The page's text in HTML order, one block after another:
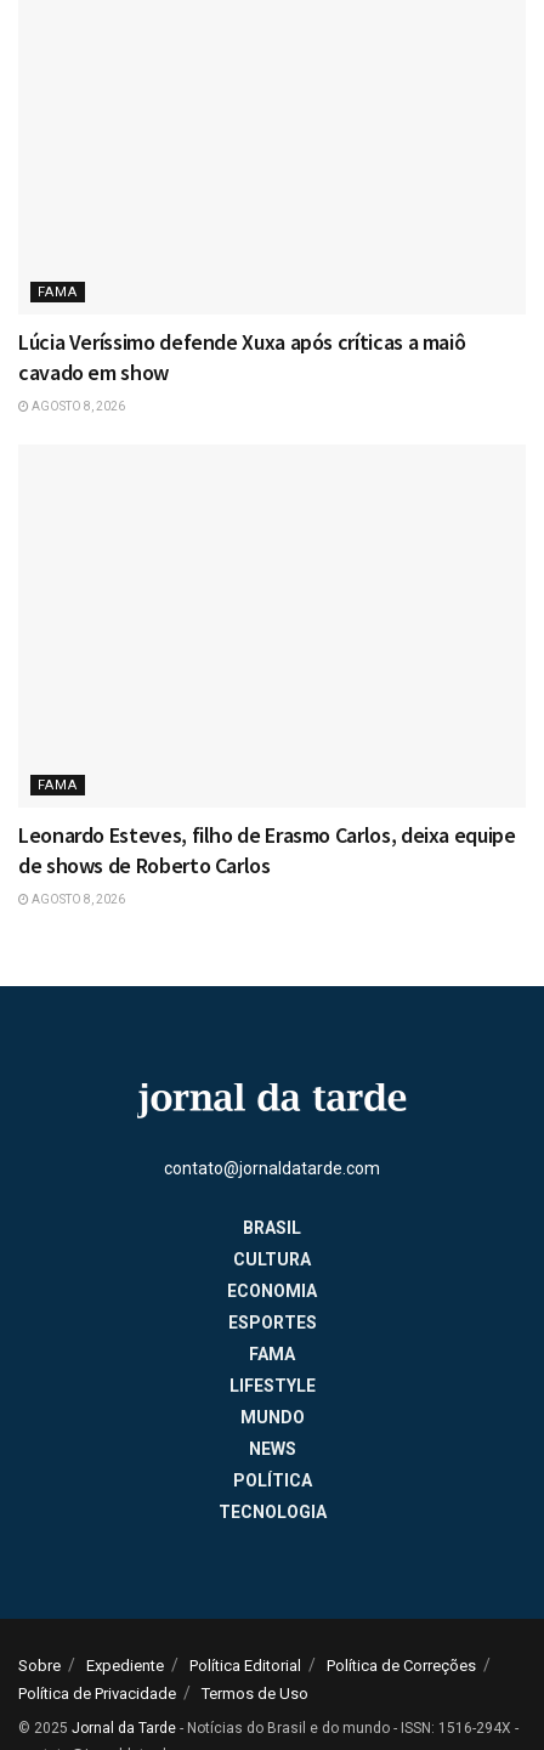
FAMA
Lúcia Veríssimo defende Xuxa após críticas a maiô
cavado em show
AGOSTO 8, 2026
FAMA
Leonardo Esteves, filho de Erasmo Carlos, deixa equipe
de shows de Roberto Carlos
AGOSTO 8, 2026
contato@jornaldatarde.com
BRASIL
CULTURA
ECONOMIA
ESPORTES
FAMA
LIFESTYLE
MUNDO
NEWS
POLÍTICA
TECNOLOGIA
Sobre Expediente Política Editorial
Política de Correções
Política de Privacidade
Termos de Uso
© 2025 Jornal da Tarde - Notícias do Brasil e do mundo - ISSN: 1516-294X -